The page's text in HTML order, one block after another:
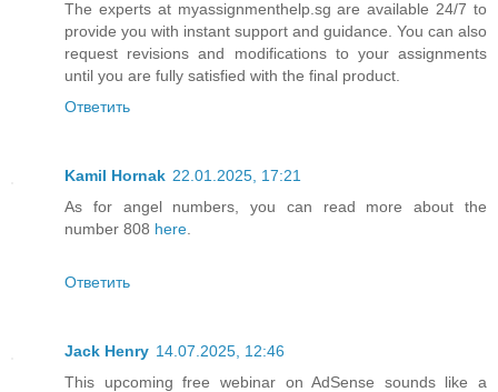
The experts at myassignmenthelp.sg are available 24/7 to
provide you with instant support and guidance. You can also
request revisions and modifications to your assignments
until you are fully satisfied with the final product.
Ответить
Kamil Hornak 22.01.2025, 17:21
As for angel numbers, you can read more about the
number 808 here
Ответить
Jack Henry 14.07.2025, 12:46
This upcoming free webinar on AdSense sounds like a